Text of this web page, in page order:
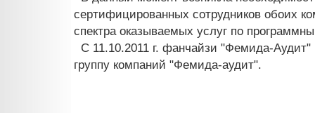
сертифицированных сотрудников обоих
спектра оказываемых услуг по
C 11.10.2011 г. фанчайзи "Фемида-
группу компаний "Фемида-аудит".